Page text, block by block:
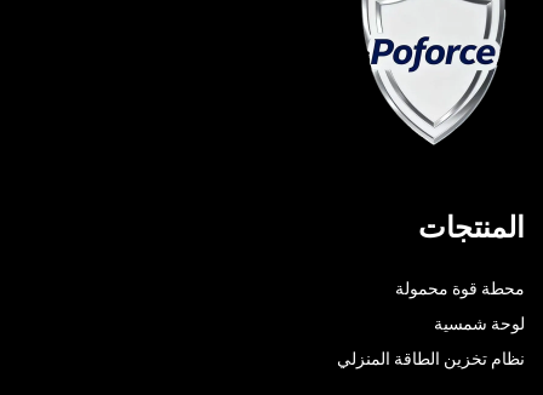
المنتجات
محطة قوة محمولة
لوحة شمسية
نظام تخزين الطاقة المنزلي